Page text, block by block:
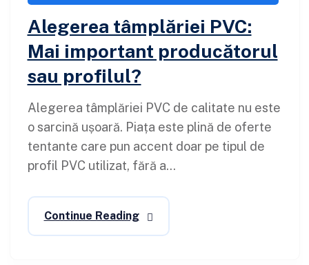
Alegerea tâmplăriei PVC:
Mai important producătorul
sau profilul?
Alegerea tâmplăriei PVC de calitate nu este
o sarcină ușoară. Piața este plină de oferte
tentante care pun accent doar pe tipul de
profil PVC utilizat, fără a...
Continue Reading